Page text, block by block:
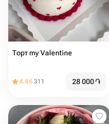
Торт my Valentine
4.86311 28 000֏